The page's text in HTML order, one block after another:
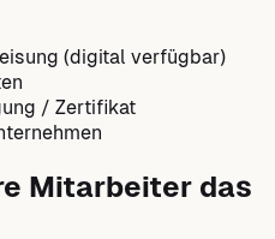
(digital verfügbar)
/ Zertifikat
Mitarbeiter das